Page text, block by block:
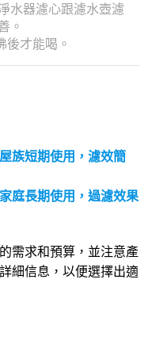
水器濾心跟濾水壺濾
。
後才能喝。
族短期使用，濾效簡
庭長期使用，過濾效果
需求和預算，並注意產
細信息，以便選擇出適